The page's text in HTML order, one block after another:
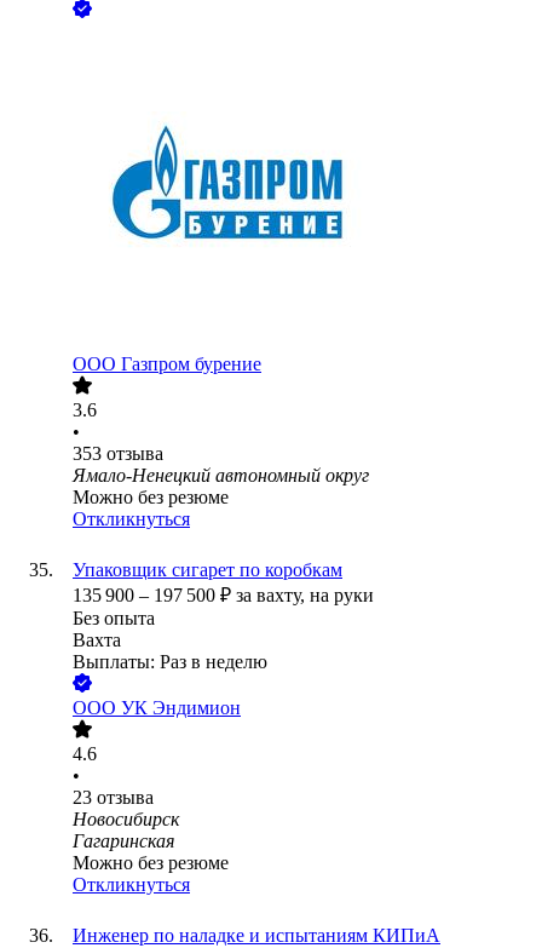
ООО Газпром бурение
3.6
•
353 отзыва
Ямало-Ненецкий автономный округ
Можно без резюме
Откликнуться
Упаковщик сигарет по коробкам
135 900 – 197 500 ₽ за вахту, на руки
Без опыта
Вахта
Выплаты: Раз в неделю
ООО УК Эндимион
4.6
•
23 отзыва
Новосибирск
Гагаринская
Можно без резюме
Откликнуться
Инженер по наладке и испытаниям КИПиА